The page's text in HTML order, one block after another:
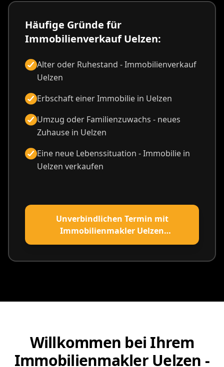
Häufige Gründe für
Immobilienverkauf Uelzen:
Alter oder Ruhestand - Immobilienverkauf
Uelzen
Erbschaft einer Immobilie in Uelzen
Umzug oder Familienzuwachs - neues
Zuhause in Uelzen
Eine neue Lebenssituation - Immobilie in
Uelzen verkaufen
Unverbindlichen Termin mit
Immobilienmakler Uelzen
vereinbaren
Willkommen bei Ihrem
Immobilienmakler Uelzen -